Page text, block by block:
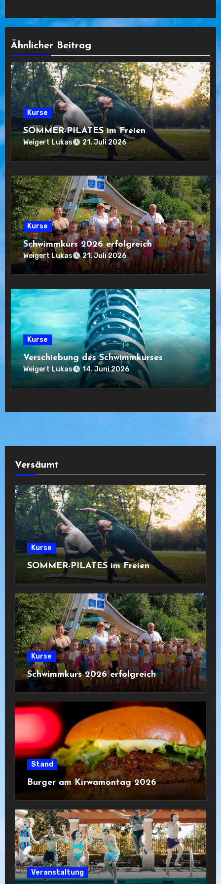
Ähnlicher Beitrag
Kurse
SOMMER-PILATES im Freien
Weigert Lukas 21. Juli 2026
Kurse
Schwimmkurs 2026 erfolgreich
Weigert Lukas 21. Juli 2026
Kurse
Verschiebung des Schwimmkurses
Weigert Lukas 14. Juni 2026
Versäumt
Kurse
SOMMER-PILATES im Freien
Kurse
Schwimmkurs 2026 erfolgreich
Stand
Burger am Kirwamontag 2026
Veranstaltung